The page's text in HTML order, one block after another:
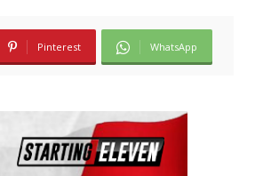
Pinterest WhatsApp